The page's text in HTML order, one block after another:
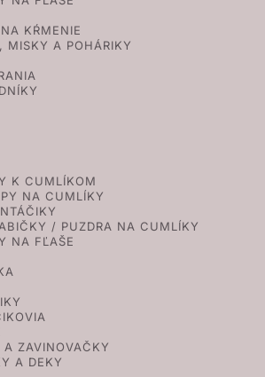
KŔMENIE
MISKY A POHÁRIKY
K CUMLÍKOM
NA CUMLÍKY
/ PUZDRA NA CUMLÍKY
NA FĽAŠE
A ZAVINOVAČKY
A DEKY